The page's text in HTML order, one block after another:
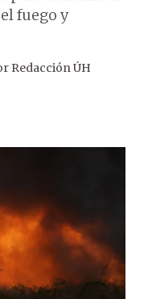
fuego y
Redacción ÚH